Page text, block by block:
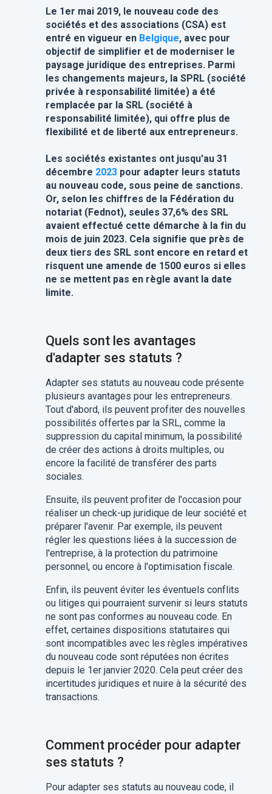
Le 1er mai 2019, le nouveau code des
sociétés et des associations (CSA) est
entré en vigueur en Belgique, avec pour
objectif de simplifier et de moderniser le
paysage juridique des entreprises. Parmi
les changements majeurs, la SPRL (société
privée à responsabilité limitée) a été
remplacée par la SRL (société à
responsabilité limitée), qui offre plus de
flexibilité et de liberté aux entrepreneurs.
Les sociétés existantes ont jusqu'au 31
décembre 2023pour adapter leurs statuts
au nouveau code, sous peine de sanctions.
Or, selon les chiffres de la Fédération du
notariat (Fednot), seules 37,6% des SRL
avaient effectué cette démarche à la fin du
mois de juin 2023. Cela signifie que près de
deux tiers des SRL sont encore en retard et
risquent une amende de 1500 euros si elles
ne se mettent pas en règle avant la date
limite.
Quels sont les avantages
d'adapter ses statuts ?
Adapter ses statuts au nouveau code présente
plusieurs avantages pour les entrepreneurs.
Tout d'abord, ils peuvent profiter des nouvelles
possibilités offertes par la SRL, comme la
suppression du capital minimum, la possibilité
de créer des actions à droits multiples, ou
encore la facilité de transférer des parts
sociales.
Ensuite, ils peuvent profiter de l'occasion pour
réaliser un check-up juridique de leur société et
préparer l'avenir. Par exemple, ils peuvent
régler les questions liées à la succession de
l'entreprise, à la protection du patrimoine
personnel, ou encore à l'optimisation fiscale.
Enfin, ils peuvent éviter les éventuels conflits
ou litiges qui pourraient survenir si leurs statuts
ne sont pas conformes au nouveau code. En
effet, certaines dispositions statutaires qui
sont incompatibles avec les règles impératives
du nouveau code sont réputées non écrites
depuis le 1er janvier 2020. Cela peut créer des
incertitudes juridiques et nuire à la sécurité des
transactions.
Comment procéder pour adapter
ses statuts ?
Pour adapter ses statuts au nouveau code, il